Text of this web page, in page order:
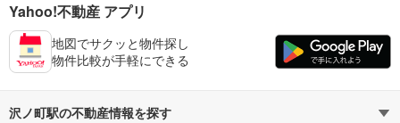
Yahoo!不動産 アプリ
地図でサクッと物件探し
物件比較が手軽にできる
沢ノ町駅の不動産情報を探す